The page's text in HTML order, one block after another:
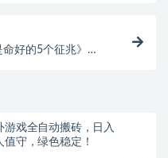
好的5个征兆》福
游戏全自动搬砖，日入
守，绿色稳定！